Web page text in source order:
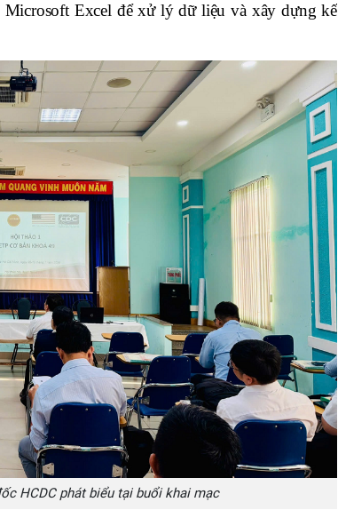
Excel để xử lý dữ liệu và xây dựng kế
HCDC phát biểu tại buổi khai mạc